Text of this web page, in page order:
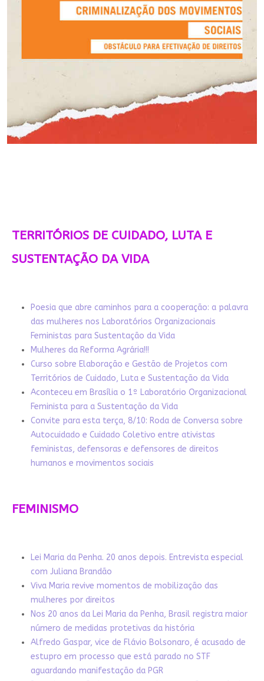
TERRITÓRIOS DE CUIDADO, LUTA E
SUSTENTAÇÃO DA VIDA
Poesia que abre caminhos para a cooperação: a palavra
das mulheres nos Laboratórios Organizacionais
Feministas para Sustentação da Vida
Mulheres da Reforma Agrária!!!
Curso sobre Elaboração e Gestão de Projetos com
Territórios de Cuidado, Luta e Sustentação da Vida
Aconteceu em Brasília o 1º Laboratório Organizacional
Feminista para a Sustentação da Vida
Convite para esta terça, 8/10: Roda de Conversa sobre
Autocuidado e Cuidado Coletivo entre ativistas
feministas, defensoras e defensores de direitos
humanos e movimentos sociais
FEMINISMO
Lei Maria da Penha. 20 anos depois. Entrevista especial
com Juliana Brandão
Viva Maria revive momentos de mobilização das
mulheres por direitos
Nos 20 anos da Lei Maria da Penha, Brasil registra maior
número de medidas protetivas da história
Alfredo Gaspar, vice de Flávio Bolsonaro, é acusado de
estupro em processo que está parado no STF
aguardando manifestação da PGR